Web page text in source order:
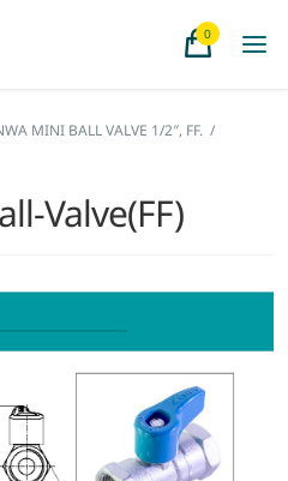
0
MINI BALL VALVE 1/2″, FF. /
Valve(FF)